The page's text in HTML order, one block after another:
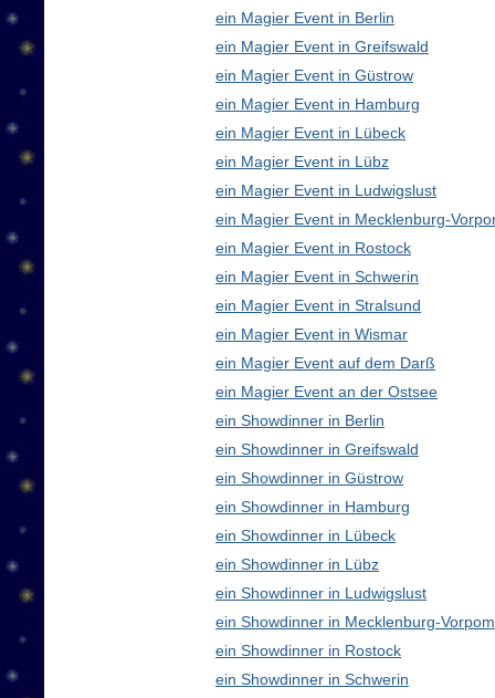
ein Magier Event in Berlin
ein Magier Event in Greifswald
ein Magier Event in Güstrow
ein Magier Event in Hamburg
ein Magier Event in Lübeck
ein Magier Event in Lübz
ein Magier Event in Ludwigslust
ein Magier Event in Mecklenburg-
ein Magier Event in Rostock
ein Magier Event in Schwerin
ein Magier Event in Stralsund
ein Magier Event in Wismar
ein Magier Event auf dem Darß
ein Magier Event an der Ostsee
ein Showdinner in Berlin
ein Showdinner in Greifswald
ein Showdinner in Güstrow
ein Showdinner in Hamburg
ein Showdinner in Lübeck
ein Showdinner in Lübz
ein Showdinner in Ludwigslust
ein Showdinner in Mecklenburg-
ein Showdinner in Rostock
ein Showdinner in Schwerin